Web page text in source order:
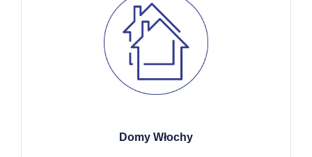
Domy Włochy